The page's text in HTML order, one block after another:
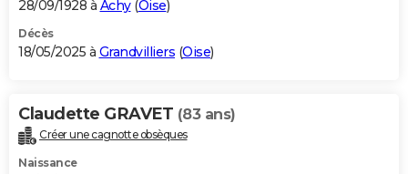
28/09/1928 à Achy(Oise)
Décès
18/05/2025 à Grandvilliers (Oise)
Claudette GRAVET (83 ans)
Créer une cagnotte obsèques
Naissance